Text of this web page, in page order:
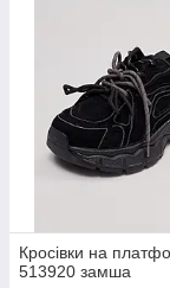
Кросівки на
513920 замша